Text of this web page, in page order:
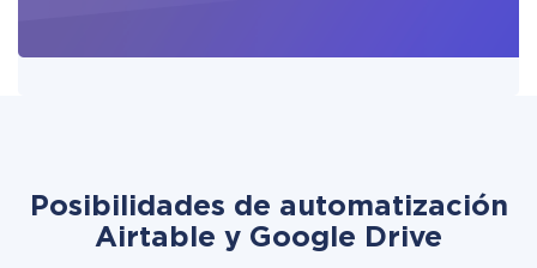
Posibilidades de automatización
Airtable y Google Drive